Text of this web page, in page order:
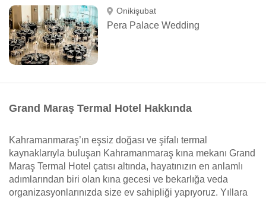
Onikişubat
Pera Palace Wedding
Grand Maraş Termal Hotel Hakkında
Kahramanmaraş’ın eşsiz doğası ve şifalı termal
kaynaklarıyla buluşan Kahramanmaraş kına mekanı Grand
Maraş Termal Hotel çatısı altında, hayatınızın en anlamlı
adımlarından biri olan kına gecesi ve bekarlığa veda
organizasyonlarınızda size ev sahipliği yapıyoruz. Yıllara